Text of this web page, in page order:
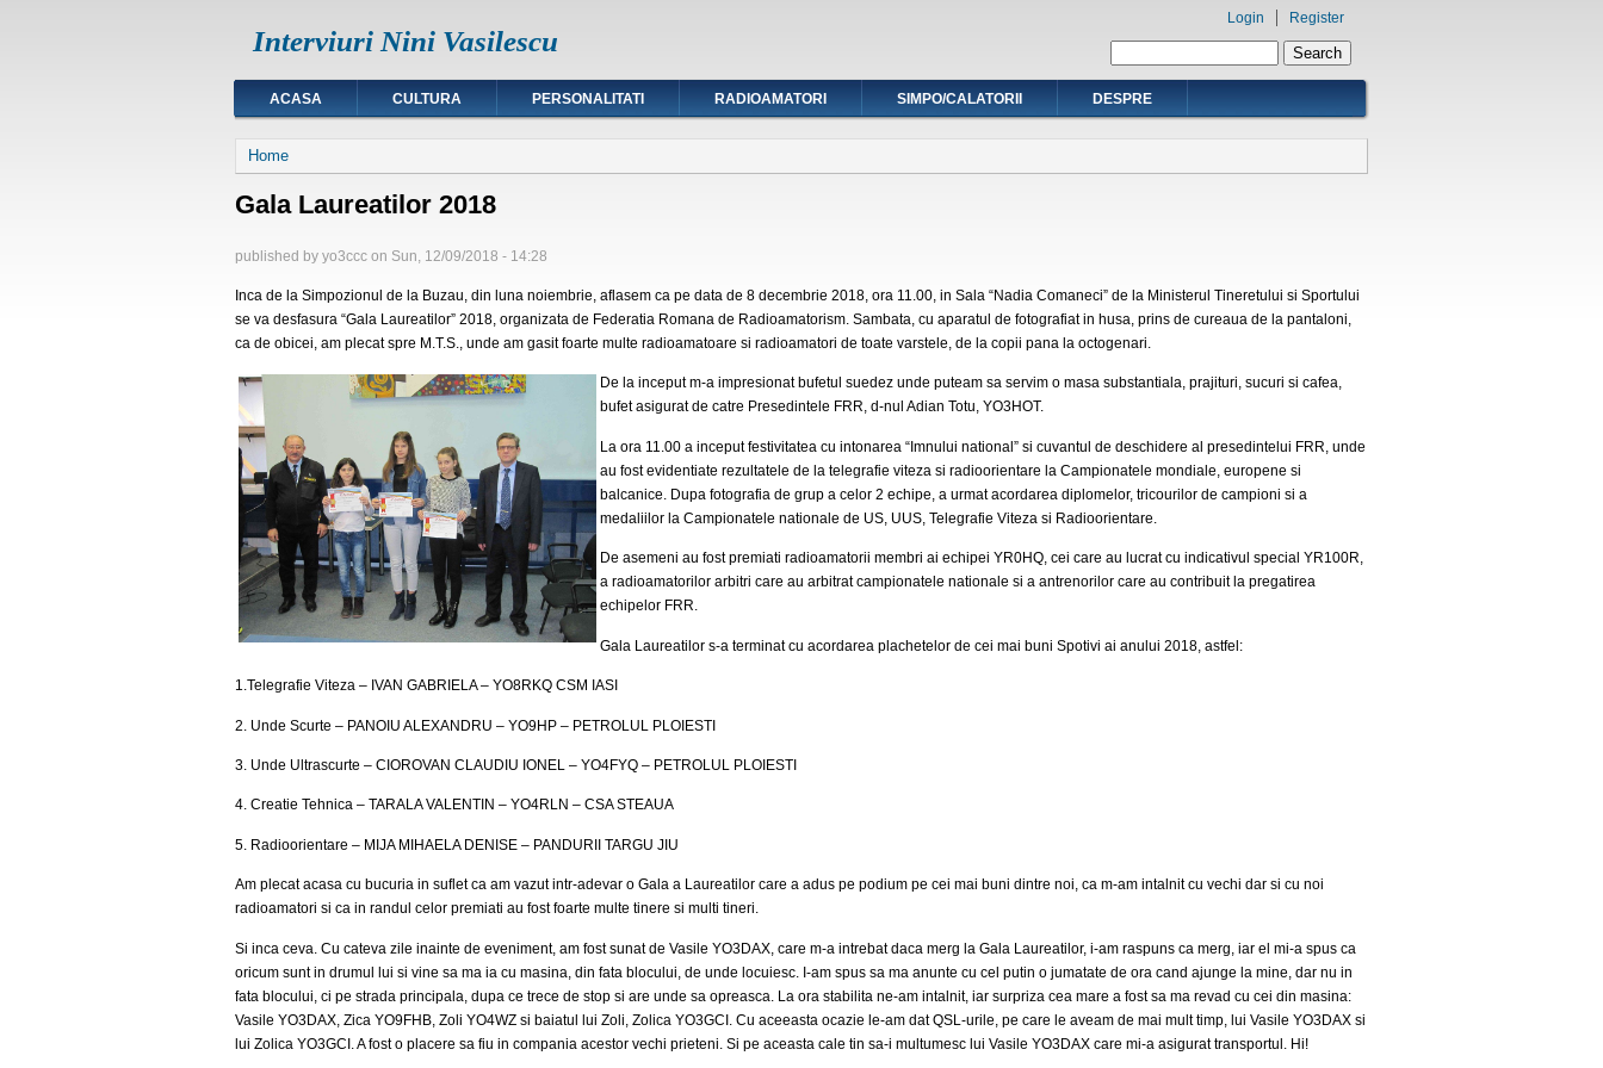
Interviuri Nini Vasilescu
Login Register
ACASA CULTURA PERSONALITATI RADIOAMATORI SIMPO/CALATORII DESPRE
You are here
Home
Gala Laureatilor 2018
published by yo3ccc on Sun, 12/09/2018 - 14:28
Inca de la Simpozionul de la Buzau, din luna noiembrie, aflasem ca pe data de 8 decembrie 2018, ora 11.00, in Sala “Nadia Comaneci” de la Ministerul Tineretului si Sportului
se va desfasura “Gala Laureatilor” 2018, organizata de Federatia Romana de Radioamatorism. Sambata, cu aparatul de fotografiat in husa, prins de cureaua de la pantaloni,
ca de obicei, am plecat spre M.T.S., unde am gasit foarte multe radioamatoare si radioamatori de toate varstele, de la copii pana la octogenari.
De la inceput m-a impresionat bufetul suedez unde puteam sa servim o masa substantiala, prajituri, sucuri si cafea,
bufet asigurat de catre Presedintele FRR, d-nul Adian Totu, YO3HOT.
La ora 11.00 a inceput festivitatea cu intonarea “Imnului national” si cuvantul de deschidere al presedintelui FRR, unde
au fost evidentiate rezultatele de la telegrafie viteza si radioorientare la Campionatele mondiale, europene si
balcanice. Dupa fotografia de grup a celor 2 echipe, a urmat acordarea diplomelor, tricourilor de campioni si a
medaliilor la Campionatele nationale de US, UUS, Telegrafie Viteza si Radioorientare.
De asemeni au fost premiati radioamatorii membri ai echipei YR0HQ, cei care au lucrat cu indicativul special YR100R,
a radioamatorilor arbitri care au arbitrat campionatele nationale si a antrenorilor care au contribuit la pregatirea
echipelor FRR.
Gala Laureatilor s-a terminat cu acordarea plachetelor de cei mai buni Spotivi ai anului 2018, astfel:
1.Telegrafie Viteza – IVAN GABRIELA – YO8RKQ CSM IASI
2. Unde Scurte – PANOIU ALEXANDRU – YO9HP – PETROLUL PLOIESTI
3. Unde Ultrascurte – CIOROVAN CLAUDIU IONEL – YO4FYQ – PETROLUL PLOIESTI
4. Creatie Tehnica – TARALA VALENTIN – YO4RLN – CSA STEAUA
5. Radioorientare – MIJA MIHAELA DENISE – PANDURII TARGU JIU
Am plecat acasa cu bucuria in suflet ca am vazut intr-adevar o Gala a Laureatilor care a adus pe podium pe cei mai buni dintre noi, ca m-am intalnit cu vechi dar si cu noi
radioamatori si ca in randul celor premiati au fost foarte multe tinere si multi tineri.
Si inca ceva. Cu cateva zile inainte de eveniment, am fost sunat de Vasile YO3DAX, care m-a intrebat daca merg la Gala Laureatilor, i-am raspuns ca merg, iar el mi-a spus ca
oricum sunt in drumul lui si vine sa ma ia cu masina, din fata blocului, de unde locuiesc. I-am spus sa ma anunte cu cel putin o jumatate de ora cand ajunge la mine, dar nu in
fata blocului, ci pe strada principala, dupa ce trece de stop si are unde sa opreasca. La ora stabilita ne-am intalnit, iar surpriza cea mare a fost sa ma revad cu cei din masina:
Vasile YO3DAX, Zica YO9FHB, Zoli YO4WZ si baiatul lui Zoli, Zolica YO3GCI. Cu aceeasta ocazie le-am dat QSL-urile, pe care le aveam de mai mult timp, lui Vasile YO3DAX si
lui Zolica YO3GCI. A fost o placere sa fiu in compania acestor vechi prieteni. Si pe aceasta cale tin sa-i multumesc lui Vasile YO3DAX care mi-a asigurat transportul. Hi!